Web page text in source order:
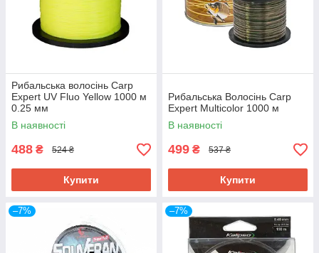
нас ви можете придбати спінінг, котушки,
сачки,
шнур рибальський
, сигналізатори та
багато іншого!
Приступити до вибору
Волосінь рибальська: найпопулярніші
товари
Рибальська волосінь Carp
Expert UV Fluo Yellow 1000 м
0.25 мм
В наявності
488 ₴ 524 ₴
Купити
Рибальська Волосінь Carp
Expert Multicolor 1000 м
В наявності
499 ₴ 537 ₴
Купити
–7% –7%